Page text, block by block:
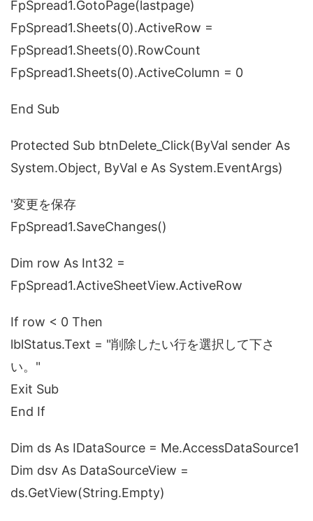
FpSpread1.GotoPage(lastpage)
FpSpread1.Sheets(0).ActiveRow =
FpSpread1.Sheets(0).RowCount
FpSpread1.Sheets(0).ActiveColumn = 0
End Sub
Protected Sub btnDelete_Click(ByVal sender As
System.Object, ByVal e As System.EventArgs)
'変更を保存
FpSpread1.SaveChanges()
Dim row As Int32 =
FpSpread1.ActiveSheetView.ActiveRow
If row < 0 Then
lblStatus.Text = "削除したい行を選択して下さ
い。"
Exit Sub
End If
Dim ds As IDataSource = Me.AccessDataSource1
Dim dsv As DataSourceView =
ds.GetView(String.Empty)